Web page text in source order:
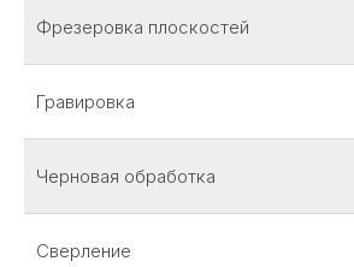
Фрезеровка плоскостей
Гравировка
Черновая обработка
Сверление